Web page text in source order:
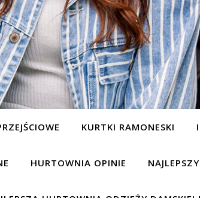
KURTKI RAMONESKI
HURTOWNIA OPINIE